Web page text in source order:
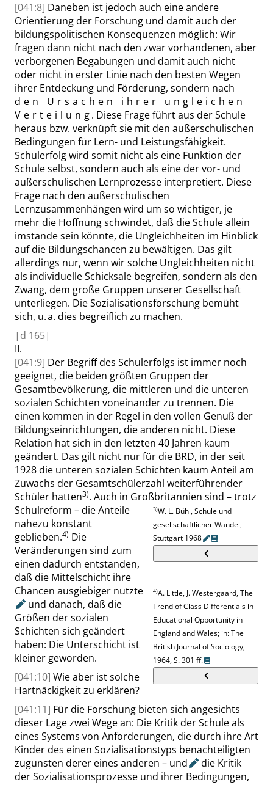
[041:8] Daneben ist jedoch auch eine andere
Orientierung der Forschung und damit auch der
bildungspolitischen Konsequenzen möglich: Wir
fragen dann nicht nach den zwar vorhandenen, aber
verborgenen Begabungen und damit auch nicht
oder nicht in erster Linie nach den besten Wegen
ihrer Entdeckung und Förderung, sondern nach
den Ursachen ihrer ungleichen
Verteilung. Diese Frage führt aus der Schule
heraus bzw. verknüpft sie mit den außerschulischen
Bedingungen für Lern- und Leistungsfähigkeit.
Schulerfolg wird somit nicht als eine Funktion der
Schule selbst, sondern auch als eine der vor- und
außerschulischen Lernprozesse interpretiert. Diese
Frage nach den außerschulischen
Lernzusammenhängen wird um so wichtiger, je
mehr die Hoffnung schwindet, daß die Schule allein
imstande sein könnte, die Ungleichheiten im Hinblick
auf die Bildungschancen zu bewältigen. Das gilt
allerdings nur, wenn wir solche Ungleichheiten nicht
als individuelle Schicksale begreifen, sondern als den
Zwang, dem große Gruppen unserer Gesellschaft
unterliegen. Die Sozialisationsforschung bemüht
sich, u. a. dies begreiflich zu machen.
| d 165|
II.
[041:9] Der Begriff des Schulerfolgs ist immer noch
geeignet, die beiden größten Gruppen der
Gesamtbevölkerung, die mittleren und die unteren
sozialen Schichten voneinander zu trennen. Die
einen kommen in der Regel in den vollen Genuß der
Bildungseinrichtungen, die anderen nicht. Diese
Relation hat sich in den letzten 40 Jahren kaum
geändert. Das gilt nicht nur für die BRD, in der seit
1928 die unteren sozialen Schichten kaum Anteil am
Zuwachs der Gesamtschülerzahl weiterführender
Schüler hatten3)
3)W. L. Bühl,Schule und
gesellschaftlicher Wandel,
Stuttgart 1968
. Auch in Großbritannien sind – trotz
Schulreform – die Anteile
nahezu konstant
geblieben.4)
4)A. Little, J. Westergaard,The
Trend of Class Differentials in
Educational Opportunity in
England and Wales; in: The
British Journal of Sociology,
1964,S. 301 ff.
Die
Veränderungen sind zum
einen dadurch entstanden,
daß die Mittelschicht ihre
Chancen ausgiebiger nutzte
und danach, daß die
Größen der sozialen
Schichten sich geändert
haben: Die Unterschicht ist
kleiner geworden.
[041:10] Wie aber ist solche
Hartnäckigkeit zu erklären?
[041:11] Für die Forschung bieten sich angesichts
dieser Lage zwei Wege an: Die Kritik der Schule als
eines Systems von Anforderungen, die durch ihre Art
Kinder des einen Sozialisationstyps benachteiligten
zugunsten derer eines anderen – und
die Kritik
der Sozialisationsprozesse und ihrer Bedingungen,